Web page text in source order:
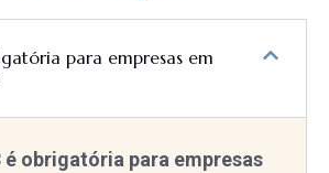
para empresas em
é obrigatória para empresas